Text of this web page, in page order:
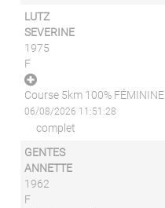
LUTZ
SEVERINE
1975
F
Course 5km 100% FÉMININE
06/08/2026 11:51:28
complet
GENTES
ANNETTE
1962
F